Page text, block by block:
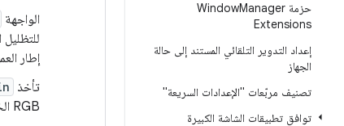
حزمة Window Manager
Extensions
إعداد التدوير التلقائي المستند إلى حالة
الجهاز
تصنيف مربّعات "الإعدادات السريعة"
توافق تطبيقات الشاشة الكبيرة
الواجهة
إطار
تأخذ
RGB الخطية ومساحة XYZ، وتعرض قيمة عددية تصف مقدار ضرب ألوان الإدخال في المساحة الخطية.